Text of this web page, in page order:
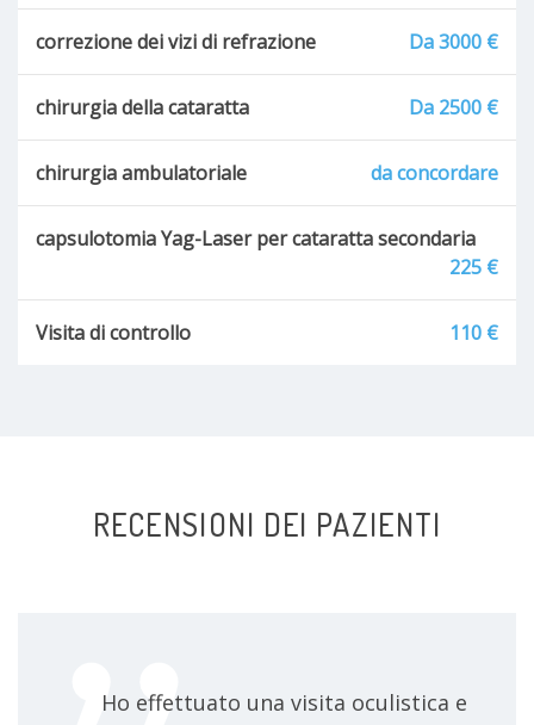
correzione dei vizi di refrazione Da 3000 €
chirurgia della cataratta Da 2500 €
chirurgia ambulatoriale da concordare
capsulotomia Yag-Laser per cataratta secondaria
225 €
Visita di controllo 110 €
RECENSIONI DEI PAZIENTI
Ho effettuato una visita oculistica e